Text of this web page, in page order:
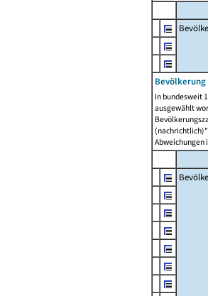
In bundesweit
ausgewählt
Abweichungen